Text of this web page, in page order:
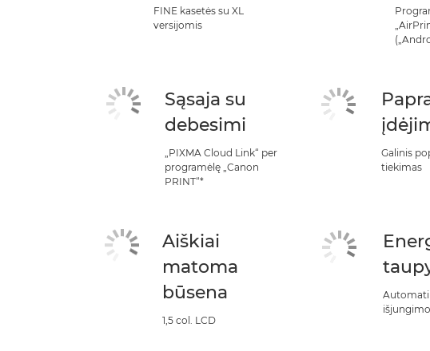
FINE kasetės su XL
versijomis
Sąsaja su
debesimi
„PIXMA Cloud Link“ per
programėlę „Canon
PRINT“*
Galinis
tiekimas
Aiškiai
matoma
būsena
1,5 col. LCD